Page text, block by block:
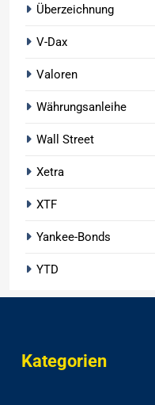
Überzeichnung
V-Dax
Valoren
Währungsanleihe
Wall Street
Xetra
XTF
Yankee-Bonds
YTD
Kategorien